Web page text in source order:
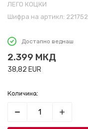
ЛЕГО КОЦКИ
Шифра на артикл: 221752
Достапно веднаш
2.399 МКД
38,82 EUR
Количина: